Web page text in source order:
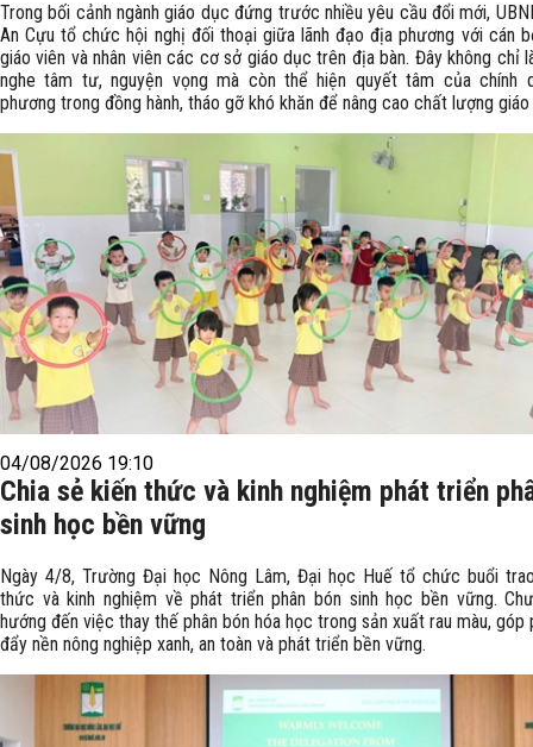
Trong bối cảnh ngành giáo dục đứng trước nhiều yêu cầu đổi mới,
An Cựu tổ chức hội nghị đối thoại giữa lãnh đạo địa phương với cán
giáo viên và nhân viên các cơ sở giáo dục trên địa bàn. Đây không chỉ
nghe tâm tư, nguyện vọng mà còn thể hiện quyết tâm của chính
phương trong đồng hành, tháo gỡ khó khăn để nâng cao chất lượng
04/08/2026 19:10
Chia sẻ kiến thức và kinh nghiệm phát triển
sinh học bền vững
Ngày 4/8, Trường Đại học Nông Lâm, Đại học Huế tổ chức buổi
thức và kinh nghiệm về phát triển phân bón sinh học bền vững.
hướng đến việc thay thế phân bón hóa học trong sản xuất rau màu, góp
đẩy nền nông nghiệp xanh, an toàn và phát triển bền vững.